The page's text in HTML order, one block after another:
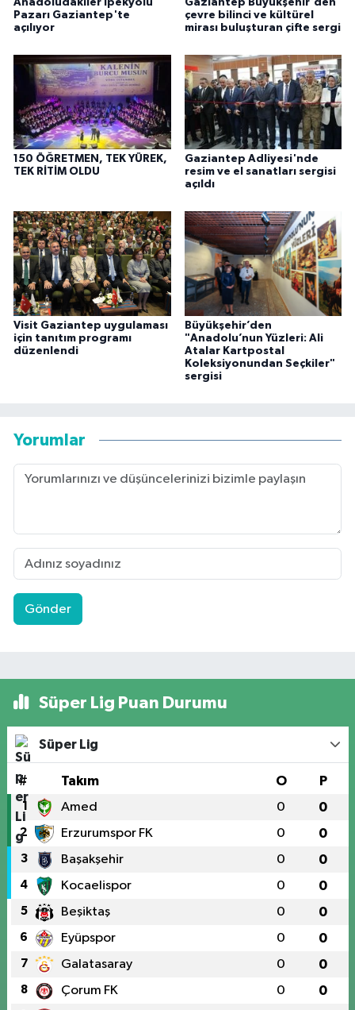
Anadoludakiler İpekyolu
Pazarı Gaziantep'te
açılıyor
Gaziantep Büyükşehir'den
çevre bilinci ve kültürel
mirası buluşturan çifte sergi
150 ÖĞRETMEN, TEK YÜREK,
TEK RİTİM OLDU
Gaziantep Adliyesi'nde
resim ve el sanatları sergisi
açıldı
Visit Gaziantep uygulaması
için tanıtım programı
düzenlendi
Büyükşehir’den
"Anadolu’nun Yüzleri: Ali
Atalar Kartpostal
Koleksiyonundan Seçkiler"
sergisi
Yorumlar
Gönder
Süper Lig Puan Durumu
Süper Lig
# Takım O P
1 Amed 0 0
2 Erzurumspor FK 0 0
3 Başakşehir 0 0
4 Kocaelispor 0 0
5 Beşiktaş 0 0
6 Eyüpspor 0 0
7 Galatasaray 0 0
8 Çorum FK 0 0